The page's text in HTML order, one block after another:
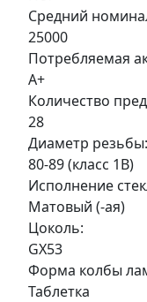
Средний
25000
Потребляемая
A+
Количество
28
Диаметр резьбы:
80-89 (класс 1В)
Исполнение
Матовый (-ая)
Цоколь:
GX53
Форма колбы
Таблетка